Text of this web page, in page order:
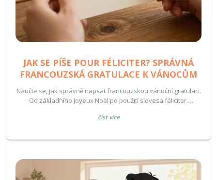
JAK SE PÍŠE POUR FÉLICITER? SPRÁVNÁ
FRANCOUZSKÁ GRATULACE K VÁNOCŮM
Naučte se, jak správně napsat francouzskou vánoční gratulaci.
Od základního Joyeux Noël po použití slovesa féliciter.
číst více